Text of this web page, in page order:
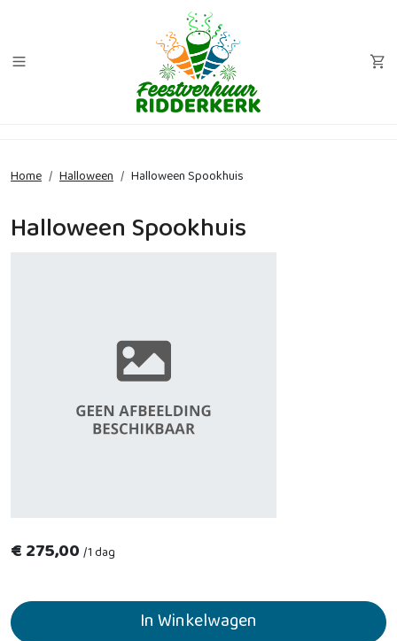
Home Halloween Halloween Spookhuis
Halloween Spookhuis
€275,00 /1 dag
In Winkelwagen